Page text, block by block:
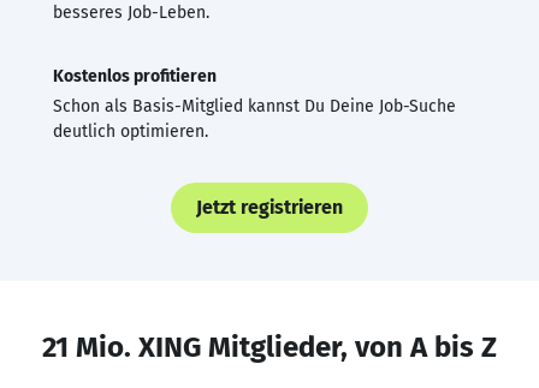
besseres Job-Leben.
Kostenlos profitieren
Schon als Basis-Mitglied kannst Du Deine Job-Suche
deutlich optimieren.
Jetzt registrieren
21 Mio. XING Mitglieder, von A bis Z